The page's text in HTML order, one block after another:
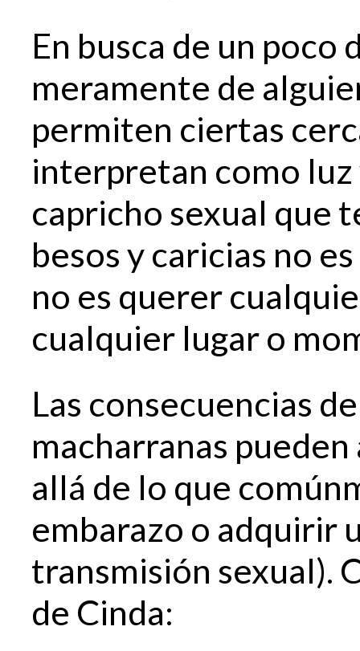
En busca de un
meramente de
permiten ciertas
interpretan como luz
capricho sexual que
besos y caricias no
no es querer
cualquier lugar o
Las consecuencias
macharranas
allá de lo que
embarazo o adquirir
transmisión sexual).
de Cinda: